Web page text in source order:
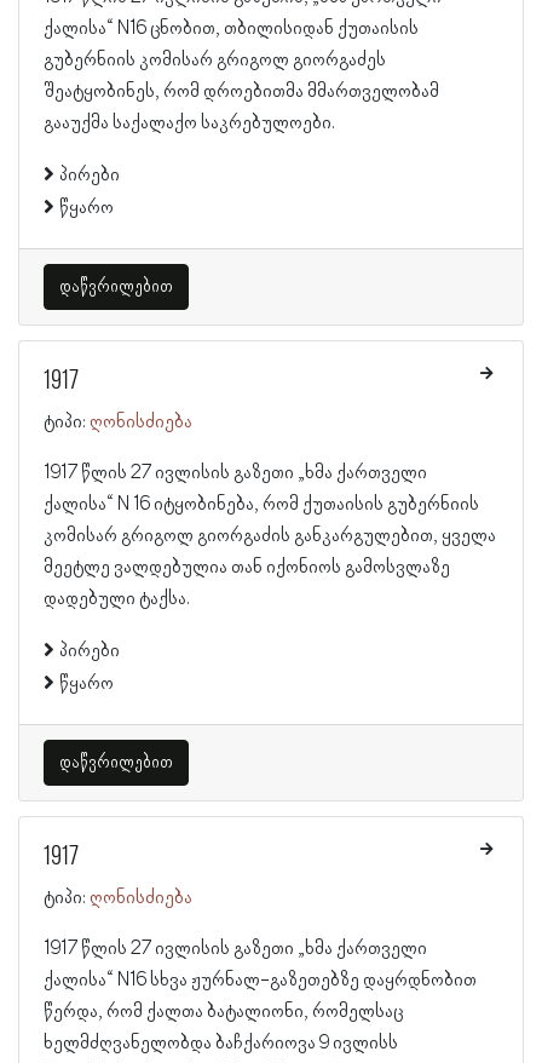
ქალისა“ N16 ცნობით, თბილისიდან ქუთაისის
გუბერნიის კომისარ გრიგოლ გიორგაძეს
შეატყობინეს, რომ დროებითმა მმართველობამ
გააუქმა საქალაქო საკრებულოები.
პირები
წყარო
დაწვრილებით
1917
ტიპი: ღონისძიება
1917 წლის 27 ივლისის გაზეთი „ხმა ქართველი
ქალისა“ N 16 იტყობინება, რომ ქუთაისის გუბერნიის
კომისარ გრიგოლ გიორგაძის განკარგულებით, ყველა
მეეტლე ვალდებულია თან იქონიოს გამოსვლაზე
დადებული ტაქსა.
პირები
წყარო
დაწვრილებით
1917
ტიპი: ღონისძიება
1917 წლის 27 ივლისის გაზეთი „ხმა ქართველი
ქალისა“ N16 სხვა ჟურნალ-გაზეთებზე დაყრდნობით
წერდა, რომ ქალთა ბატალიონი, რომელსაც
ხელმძღვანელობდა ბაჩქარიოვა 9 ივლისს